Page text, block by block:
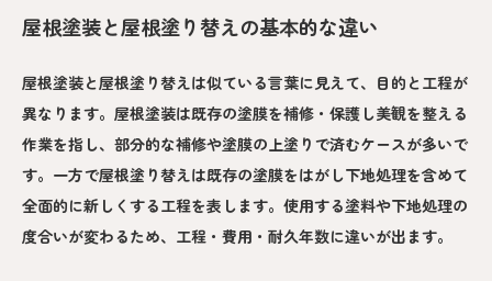
屋根塗装と屋根塗り替えの基本的な違い
屋根塗装と屋根塗り替えは似ている言葉に見えて、目的と工程が
異なります。屋根塗装は既存の塗膜を補修・保護し美観を整える
作業を指し、部分的な補修や塗膜の上塗りで済むケースが多いで
す。一方で屋根塗り替えは既存の塗膜をはがし下地処理を含めて
全面的に新しくする工程を表します。使用する塗料や下地処理の
度合いが変わるため、工程・費用・耐久年数に違いが出ます。